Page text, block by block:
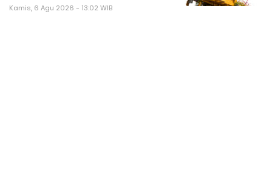
Kamis, 6 Agu 2026 - 13:02 WIB